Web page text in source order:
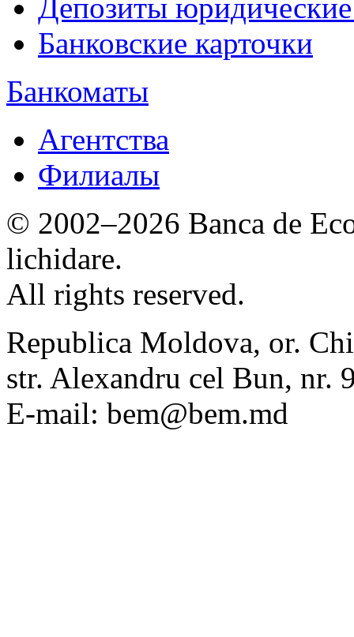
Депозиты
Банковские карточки
Банкоматы
Агентства
Филиалы
© 2002–2026 Banca de
lichidare.
All rights reserved.
Republica Moldova, or.
str. Alexandru cel Bun, nr.
E-mail: bem@bem.md